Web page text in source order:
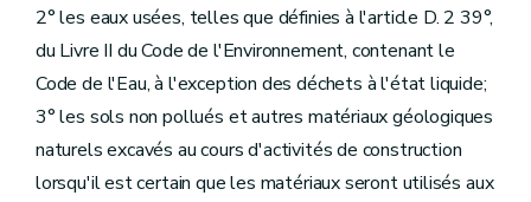
2° les eaux usées, telles que définies à l'article D. 2 39°,
du Livre II du Code de l'Environnement, contenant le
Code de l'Eau, à l'exception des déchets à l'état liquide;
3° les sols non pollués et autres matériaux géologiques
naturels excavés au cours d'activités de construction
lorsqu'il est certain que les matériaux seront utilisés aux